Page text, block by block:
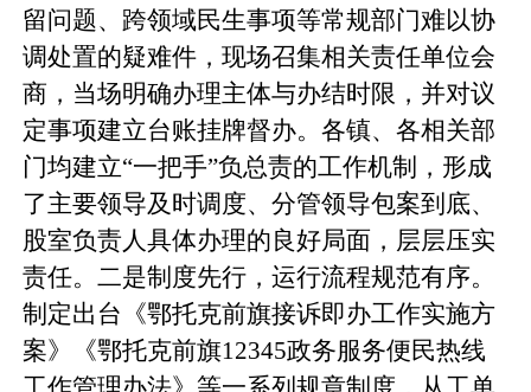
留问题、跨领域民生事项等常规部门难以协
调处置的疑难件，现场召集相关责任单位会
商，当场明确办理主体与办结时限，并对议
定事项建立台账挂牌督办。各镇、各相关部
门均建立“一把手”负总责的工作机制，形成
了主要领导及时调度、分管领导包案到底、
股室负责人具体办理的良好局面，层层压实
责任。二是制度先行，运行流程规范有序。
制定出台《鄂托克前旗接诉即办工作实施方
案》《鄂托克前旗12345政务服务便民热线